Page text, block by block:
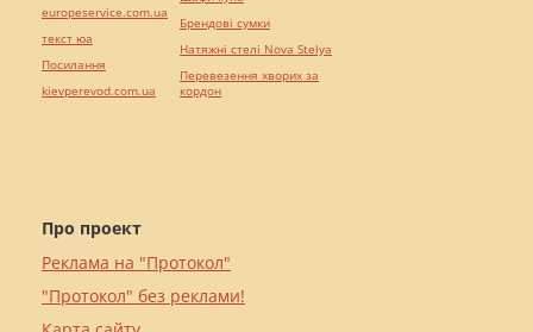
Про проект
Реклама на "Протокол"
"Протокол" без реклами!
europeservice.com.ua
текст юа
Посилання
kievperevod.com.ua
Брендові сумки
Натяжні стелі Nova Stelya
Перевезення хворих за
кордон